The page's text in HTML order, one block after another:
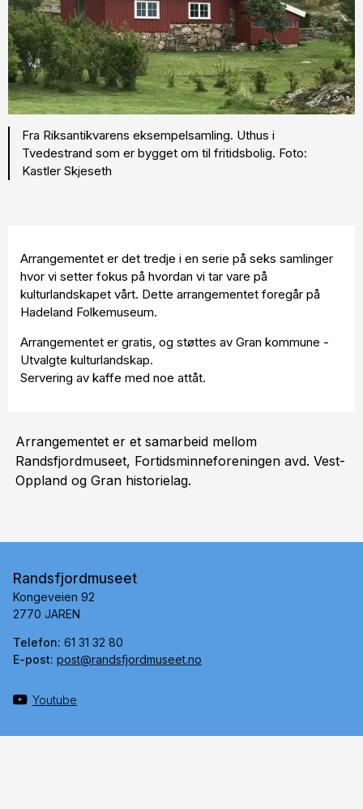
Fra Riksantikvarens eksempelsamling. Uthus i
Tvedestrand som er bygget om til fritidsbolig. Foto:
Kastler Skjeseth
Arrangementet er det tredje i en serie på seks samlinger
hvor vi setter fokus på hvordan vi tar vare på
kulturlandskapet vårt. Dette arrangementet foregår på
Hadeland Folkemuseum.
Arrangementet er gratis, og støttes av Gran kommune -
Utvalgte kulturlandskap.
Servering av kaffe med noe attåt.
Arrangementet er et samarbeid mellom
Randsfjordmuseet, Fortidsminneforeningen avd. Vest-
Oppland og Gran historielag.
Randsfjordmuseet
Kongeveien 92
2770 JAREN
Telefon: 61 31 32 80
E-post: post@randsfjordmuseet.no
Youtube